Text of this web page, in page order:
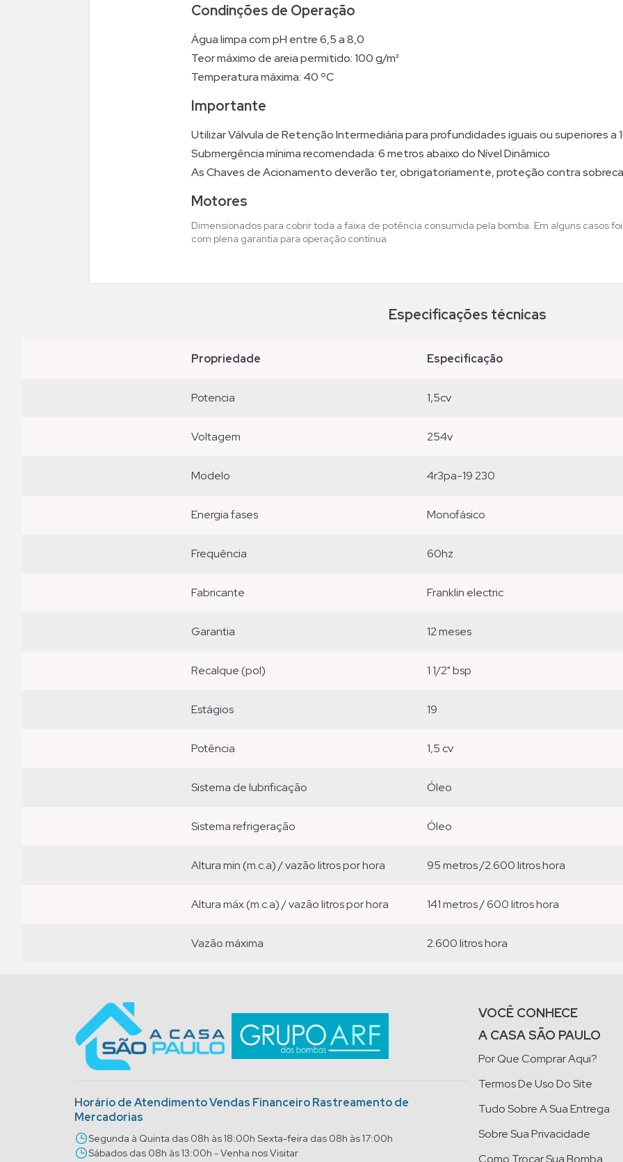
Condinções de Operação
Água limpa com pH entre 6,5 a 8,0
Teor máximo de areia permitido: 100 g/m³
Temperatura máxima: 40 ºC
Importante
Utilizar Válvula de Retenção Intermediária para profundidades iguais ou superiores a
Submergência mínima recomendada: 6 metros abaixo do Nível Dinâmico
As Chaves de Acionamento deverão ter, obrigatoriamente, proteção contra
Motores
Dimensionados para cobrir toda a faixa de potência consumida pela bomba. Em alguns casos
com plena garantia para operação contínua
Especificações técnicas
propriedade especificação
potencia 1,5cv
voltagem 254v
modelo 4r3pa-19 230
energia fases monofásico
frequência 60hz
fabricante franklin electric
garantia 12 meses
recalque (pol) 1 1/2" bsp
estágios 19
potência 1,5 cv
sistema de lubrificação óleo
sistema refrigeração óleo
altura min (m.c.a) / vazão litros por hora 95 metros /2.600 litros hora
altura máx (m.c.a) / vazão litros por hora 141 metros / 600 litros hora
vazão máxima 2.600 litros hora
Horário de Atendimento Vendas Financeiro Rastreamento de
Mercadorias
Segunda à Quinta das 08h às 18:00h Sexta-feira das 08h às 17:00h
Sábados das 08h às 13:00h - Venha nos Visitar
VOCÊ CONHECE
A CASA SÃO PAULO
Por Que Comprar Aqui?
Termos De Uso Do Site
Tudo Sobre A Sua Entrega
Sobre Sua Privacidade